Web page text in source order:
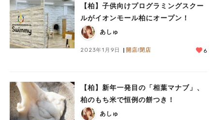
【柏】子供向けプログラミングスクー
ルがイオンモール柏にオープン！
あしゅ
2023年1月9日 開店/閉店 6
【柏】新年一発目の「相葉マナブ」、
柏のもち米で恒例の餅つき！
あしゅ
人気のキーワード
#ラーメン#ショッピング #カフェ #スイーツ
#イベント#公園#教えたい／教えて投稿記事